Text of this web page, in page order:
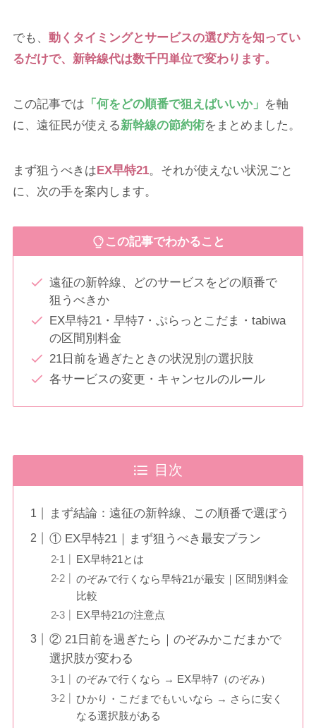
でも、 動くタイミングとサービスの選び方を知ってい
るだけで、新幹線代は数千円単位で変わります。
この記事では 「何をどの順番で狙えばいいか」 を軸
に、遠征民が使える新幹線の節約術をまとめました。
まず狙うべきはEX早特21。それが使えない状況ごと
に、次の手を案内します。
この記事でわかること
遠征の新幹線、どのサービスをどの順番で
狙うべきか
EX早特21・早特7・ぷらっとこだま・tabiwa
の区間別料金
21日前を過ぎたときの状況別の選択肢
各サービスの変更・キャンセルのルール
目次
まず結論：遠征の新幹線、この順番で選ぼう
① EX早特21｜まず狙うべき最安プラン
EX早特21とは
のぞみで行くなら早特21が最安｜区間別料金
比較
EX早特21の注意点
② 21日前を過ぎたら｜のぞみかこだまかで
選択肢が変わる
のぞみで行くなら → EX早特7（のぞみ）
ひかり・こだまでもいいなら → さらに安く
なる選択肢がある